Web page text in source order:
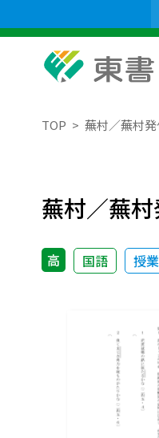
TOP 蕪村／蕪村発
蕪村／蕪村
高 国語 授